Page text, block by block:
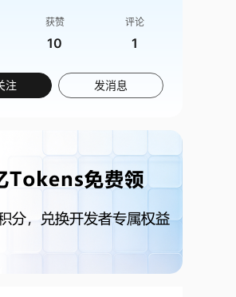
获赞
10
评论
1
注 发消息